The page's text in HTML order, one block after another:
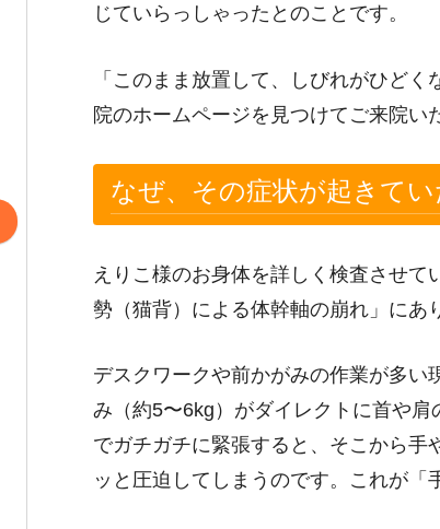
じていらっしゃったとのことです。
「このまま放置して、しびれがひど
院のホームページを見つけてご来院い
なぜ、その症状が起きて
えりこ様のお身体を詳しく検査させ
勢（猫背）による体幹軸の崩れ」にあ
デスクワークや前かがみの作業が多い
み（約5〜6kg）がダイレクトに首や
でガチガチに緊張すると、そこから手
ッと圧迫してしまうのです。これが「